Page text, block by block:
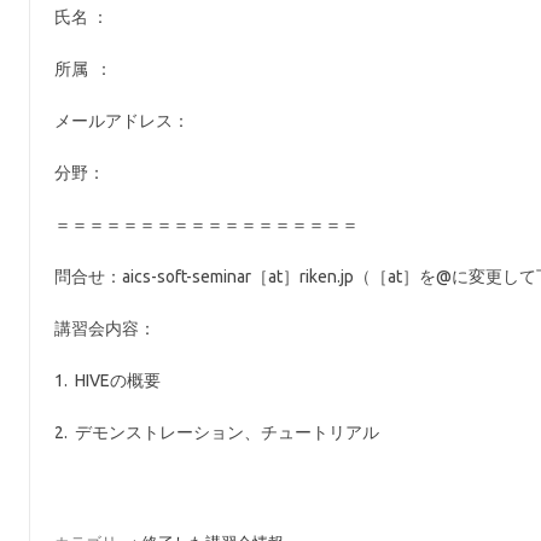
氏名 ：
所属 ：
メールアドレス：
分野：
＝＝＝＝＝＝＝＝＝＝＝＝＝＝＝＝＝＝
問合せ：aics-soft-seminar［at］riken.jp（［at］を@に変更して
講習会内容：
1. HIVEの概要
2. デモンストレーション、チュートリアル